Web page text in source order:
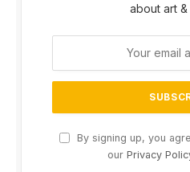
about art
By signing up, you
our Privacy